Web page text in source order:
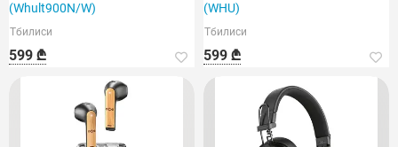
(Whult900N/W)
Тбилиси
599 ₾
(WHU)
Тбилиси
599 ₾